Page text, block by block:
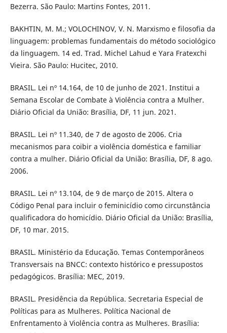
Bezerra. São Paulo: Martins Fontes, 2011.
BAKHTIN, M. M.; VOLOCHINOV, V. N. Marxismo e filosofia da
linguagem: problemas fundamentais do método sociológico
da linguagem. 14 ed. Trad. Michel Lahud e Yara Fratexchi
Vieira. São Paulo: Hucitec, 2010.
BRASIL. Lei nº 14.164, de 10 de junho de 2021. Institui a
Semana Escolar de Combate à Violência contra a Mulher.
Diário Oficial da União: Brasília, DF, 11 jun. 2021.
BRASIL. Lei nº 11.340, de 7 de agosto de 2006. Cria
mecanismos para coibir a violência doméstica e familiar
contra a mulher. Diário Oficial da União: Brasília, DF, 8 ago.
2006.
BRASIL. Lei nº 13.104, de 9 de março de 2015. Altera o
Código Penal para incluir o feminicídio como circunstância
qualificadora do homicídio. Diário Oficial da União: Brasília,
DF, 10 mar. 2015.
BRASIL. Ministério da Educação. Temas Contemporâneos
Transversais na BNCC: contexto histórico e pressupostos
pedagógicos. Brasília: MEC, 2019.
BRASIL. Presidência da República. Secretaria Especial de
Políticas para as Mulheres. Política Nacional de
Enfrentamento à Violência contra as Mulheres. Brasília: